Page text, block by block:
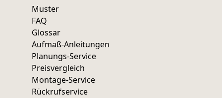
Muster
FAQ
Glossar
Aufmaß-Anleitungen
Planungs-Service
Preisvergleich
Montage-Service
Rückrufservice